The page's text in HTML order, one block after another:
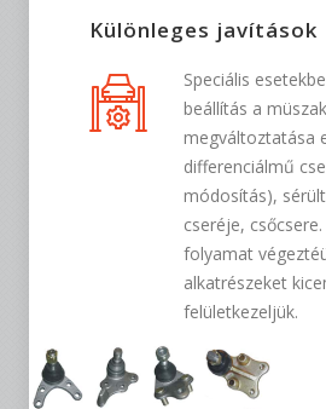
Különleges javítások
Speciális
beállítás a
megváltoztatása
differenciálmű
módosítás),
cseréje,
folyamat
alkatrészeket
felületkezeljük.